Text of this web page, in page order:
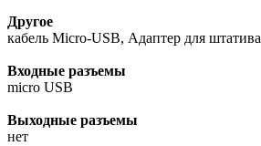
Другое
кабель Micro-USB, Адаптер для штатива
Входные разъемы
micro USB
Выходные разъемы
нет